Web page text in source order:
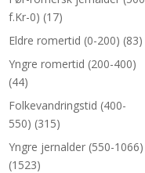
f.Kr-0) (17)
Eldre romertid (0-200) (83)
Yngre romertid (200-400)
(44)
Folkevandringstid (400-
550) (315)
Yngre jernalder (550-1066)
(1523)